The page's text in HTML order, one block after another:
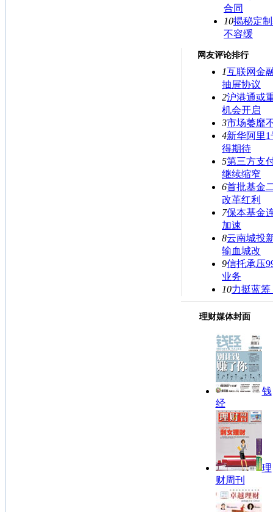
合同
10揭秘定
不容缓
网友评论排行
1互联网金
抽屉协议
2沪港通或
机会开启
3市场萎靡
4新华阿里
得期待
5第三方支
继续缩窄
6首批基金
改革红利
7保本基金
加速
8云南城投
输血城改
9信托承压
业务
10力挺蓝
理财媒体封面
钱
经
理
财周刊